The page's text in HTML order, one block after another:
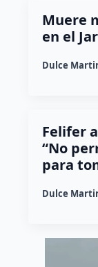
Muere
en el
Dulce
Felifer
“No
para
Dulce